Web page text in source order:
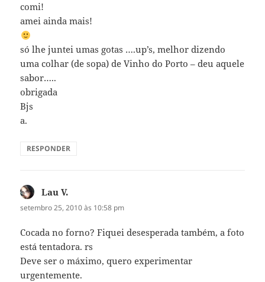
comi!
amei ainda mais!
só lhe juntei umas gotas ….up’s, melhor dizendo
uma colhar (de sopa) de Vinho do Porto – deu aquele
sabor…..
obrigada
Bjs
a.
RESPONDER
Lau V.
setembro 25, 2010 às 10:58 pm
Cocada no forno? Fiquei desesperada também, a foto
está tentadora. rs
Deve ser o máximo, quero experimentar
urgentemente.